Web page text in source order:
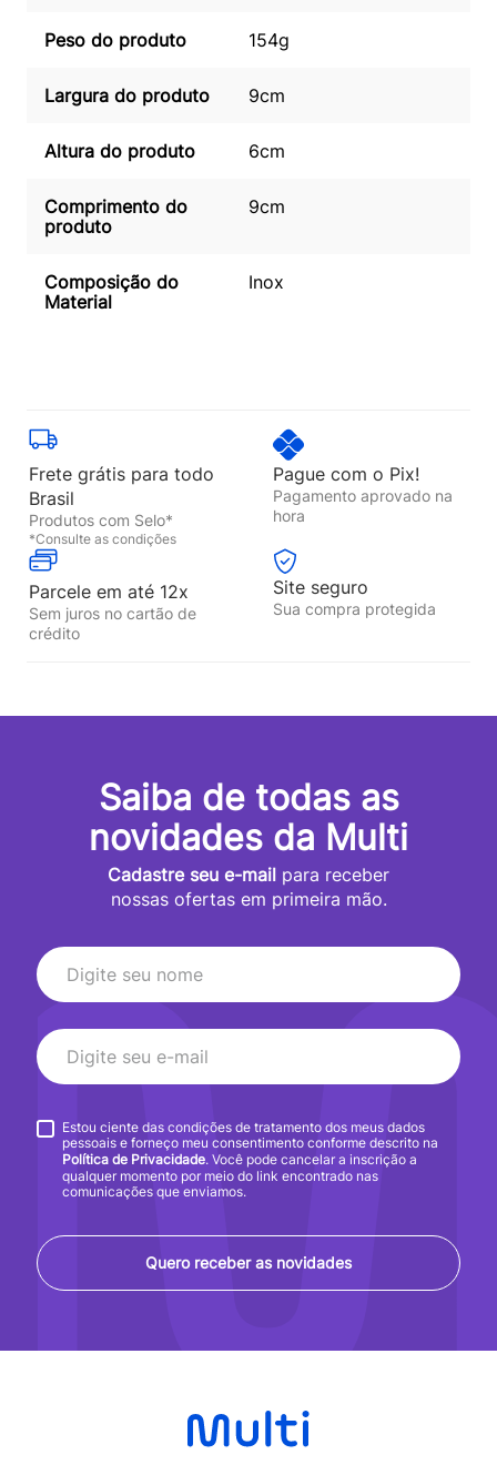
Peso do produto 154g
Largura do produto 9cm
Altura do produto 6cm
Comprimento do
produto
9cm
Composição do
Material
Inox
Frete grátis para todo
Brasil
Produtos com Selo*
*Consulte as condições
Pague com o Pix!
Pagamento aprovado na
hora
Parcele em até 12x
Sem juros no cartão de
crédito
Site seguro
Sua compra protegida
Saiba de todas as
novidades da Multi
Cadastre seu e-mail para receber
nossas ofertas em primeira mão.
Quero receber as novidades
Estou ciente das condições de tratamento dos meus dados
pessoais e forneço meu consentimento conforme descrito na
Política de Privacidade. Você pode cancelar a inscrição a
qualquer momento por meio do link encontrado nas
comunicações que enviamos.